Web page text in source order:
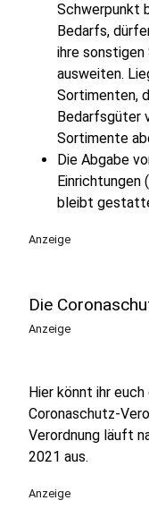
Schwerpunkt
Bedarfs,
ihre
ausweiten.
Sortimenten,
Bedarfsgüter
Sortimente
Die Abgabe
Einrichtungen
bleibt
Anzeige
Die
Anzeige
Hier könnt ihr
Coronaschutz-
Verordnung läuft
2021 aus.
Anzeige